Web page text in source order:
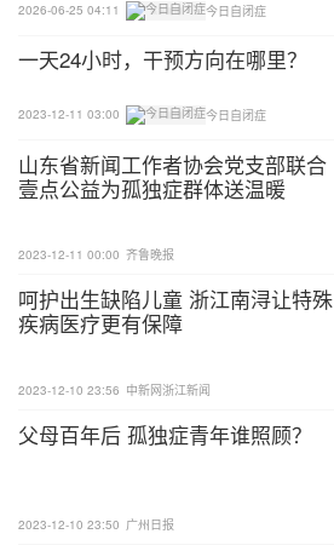
2026-06-25 04:11 今日自闭症
一天24小时，干预方向在哪里？
2023-12-11 03:00 今日自闭症
山东省新闻工作者协会党支部联合
壹点公益为孤独症群体送温暖
2023-12-11 00:00 齐鲁晚报
呵护出生缺陷儿童 浙江南浔让特殊
疾病医疗更有保障
2023-12-10 23:56 中新网浙江新闻
父母百年后 孤独症青年谁照顾？
2023-12-10 23:50 广州日报